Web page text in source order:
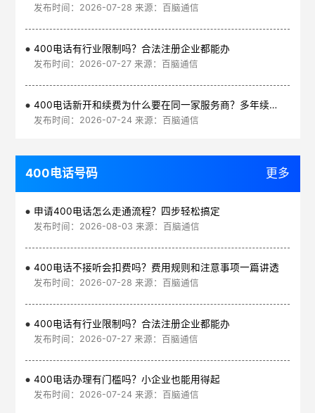
发布时间：2026-07-28 来源：百脑通信
400电话有行业限制吗？合法注册企业都能办
发布时间：2026-07-27 来源：百脑通信
400电话新开和续费为什么要在同一家服务商？多年续费更划算
发布时间：2026-07-24 来源：百脑通信
400电话号码 更多
申请400电话怎么走通流程？四步轻松搞定
发布时间：2026-08-03 来源：百脑通信
400电话不接听会扣费吗？费用规则和注意事项一篇讲透
发布时间：2026-07-28 来源：百脑通信
400电话有行业限制吗？合法注册企业都能办
发布时间：2026-07-27 来源：百脑通信
400电话办理有门槛吗？小企业也能用得起
发布时间：2026-07-24 来源：百脑通信